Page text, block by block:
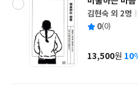
글
쓴
김현숙 외 2명
출
사
평 0(0)
가
13,500원